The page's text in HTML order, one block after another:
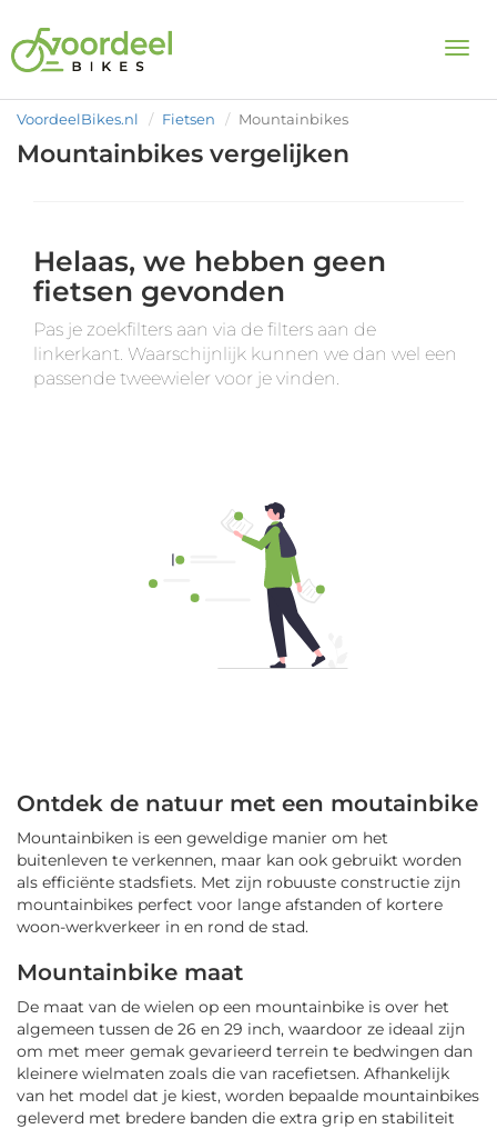
VoordeelBikes.nl Fietsen Mountainbikes
Mountainbikes vergelijken
Helaas, we hebben geen
fietsen gevonden
Pas je zoekfilters aan via de filters aan de
linkerkant. Waarschijnlijk kunnen we dan wel een
passende tweewieler voor je vinden.
Ontdek de natuur met een moutainbike
Mountainbiken is een geweldige manier om het
buitenleven te verkennen, maar kan ook gebruikt worden
als efficiënte stadsfiets. Met zijn robuuste constructie zijn
mountainbikes perfect voor lange afstanden of kortere
woon-werkverkeer in en rond de stad.
Mountainbike maat
De maat van de wielen op een mountainbike is over het
algemeen tussen de 26 en 29 inch, waardoor ze ideaal zijn
om met meer gemak gevarieerd terrein te bedwingen dan
kleinere wielmaten zoals die van racefietsen. Afhankelijk
van het model dat je kiest, worden bepaalde mountainbikes
geleverd met bredere banden die extra grip en stabiliteit